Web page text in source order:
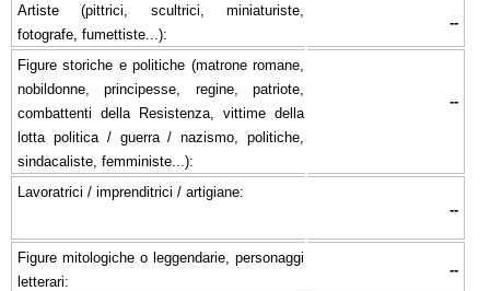
Artiste (pittrici, scultrici, miniaturiste,
fotografe, fumettiste...):
--
Figure storiche e politiche (matrone romane,
nobildonne, principesse, regine, patriote,
combattenti della Resistenza, vittime della
lotta politica / guerra / nazismo, politiche,
sindacaliste, femministe...):
--
Lavoratrici / imprenditrici / artigiane:
--
Figure mitologiche o leggendarie, personaggi
letterari:
--